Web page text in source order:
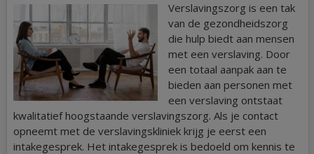
Verslavingszorg is een tak
van de gezondheidszorg
die hulp biedt aan mensen
met een verslaving. Door
een totaal aanpak aan te
bieden aan personen met
een verslaving ontstaat
kwalitatief hoogstaande verslavingszorg. Als je contact
opneemt met de verslavingskliniek krijg je eerst een
intakegesprek. Het intakegesprek is bedoeld om kennis te